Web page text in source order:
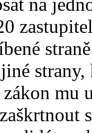
na
strany,
mu